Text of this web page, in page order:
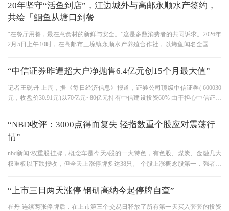
20年坚守“活鱼到店”，江边城外与高邮永顺水产签约，
共绘「鮰鱼从塘口到餐
“在餐厅用餐，最在意食材的新鲜与安全。”这是多数消费者的共同诉求。2026年
2月5日上午10时，在高邮市三垛镇永顺水产养殖合作社，以烤鱼闻名全国的江
“中信证券昨遭超大户净抛售6.4亿元创15个月最大值”
记者王砚丹 上周，据《每日经济信息》报道，证券公司顶级中信证券( 600030
元，收盘价30.91元)以70亿元~80亿元持有中信建设投资60% 由于担心中信证券
“NBD收评：3000点得而复失 轻指数重个股应对震荡行
情”
nbd新闻:权重股挂牌，概念车是今天a股的一大特色，有色股、煤炭、金融几大
权重板以下跌报收，但全天上涨停牌多达38只。 个股上涨概念股第一，强者恒
“上市三日两天涨停 钢研高纳今起停牌自查”
崔丹 连续两张停牌后，在上市第三个交易日释放了所有第一天买入套套的投资